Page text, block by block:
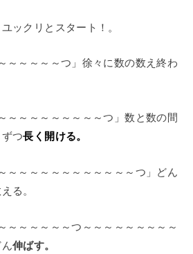
ックリとスタート！。
～～～～～つ」徐々に数の数え終わ
～～～～～～～～～つ」数と数の間
つ長く開ける。
～～～～～～～～～～～～つ」どん
る。
～～～～～～つ～～～～～～～～～
伸ばす。